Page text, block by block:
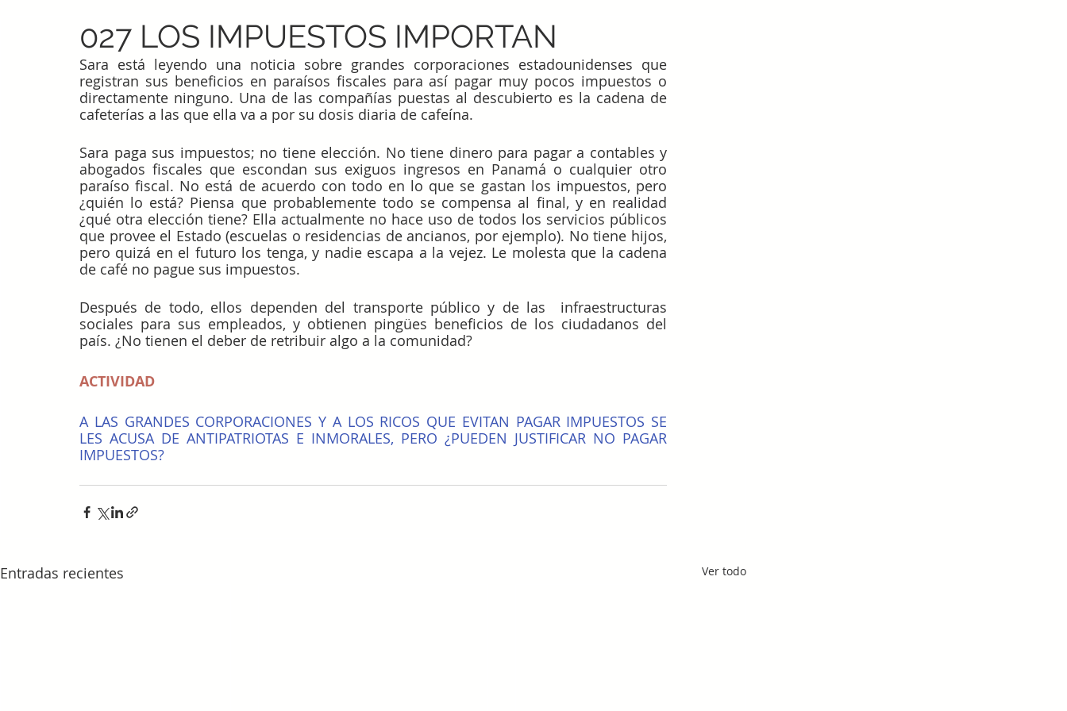
027 LOS IMPUESTOS IMPORTAN
Sara está leyendo una noticia sobre grandes corporaciones estadounidenses que
registran sus beneficios en paraísos fiscales para así pagar muy pocos impuestos o
directamente ninguno. Una de las compañías puestas al descubierto es la cadena de
cafeterías a las que ella va a por su dosis diaria de cafeína.
Sara paga sus impuestos; no tiene elección. No tiene dinero para pagar a contables y
abogados fiscales que escondan sus exiguos ingresos en Panamá o cualquier otro
paraíso fiscal. No está de acuerdo con todo en lo que se gastan los impuestos, pero
¿quién lo está? Piensa que probablemente todo se compensa al final, y en realidad
¿qué otra elección tiene? Ella actualmente no hace uso de todos los servicios públicos
que provee el Estado (escuelas o residencias de ancianos, por ejemplo). No tiene hijos,
pero quizá en el futuro los tenga, y nadie escapa a la vejez. Le molesta que la cadena
de café no pague sus impuestos.
Después de todo, ellos dependen del transporte público y de las  infraestructuras
sociales para sus empleados, y obtienen pingües beneficios de los ciudadanos del
país. ¿No tienen el deber de retribuir algo a la comunidad?
ACTIVIDAD
A LAS GRANDES CORPORACIONES Y A LOS RICOS QUE EVITAN PAGAR IMPUESTOS SE
LES ACUSA DE ANTIPATRIOTAS E INMORALES, PERO ¿PUEDEN JUSTIFICAR NO PAGAR
IMPUESTOS?
Entradas recientes Ver todo